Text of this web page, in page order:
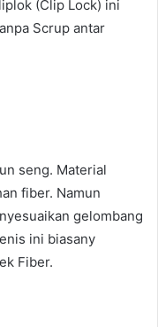
(Clip Lock) ini
Scrup antar
seng. Material
fiber. Namun
gelombang
ini biasany
Fiber.